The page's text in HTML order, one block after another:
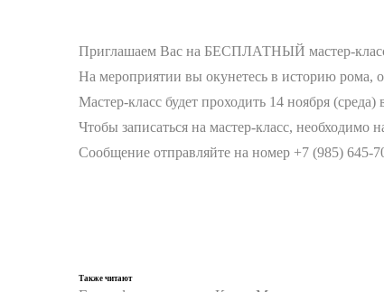
Приглашаем Вас на БЕСПЛАТНЫЙ мастер-класс
На мероприятии вы окунетесь в историю рома,
Мастер-класс будет проходить 14 ноября
Чтобы записаться на мастер-класс,
Сообщение отправляйте на номер +7 (985) 645-
Также читают